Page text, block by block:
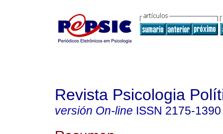
Revista Psicologia
versión On-line ISSN 2175-1390